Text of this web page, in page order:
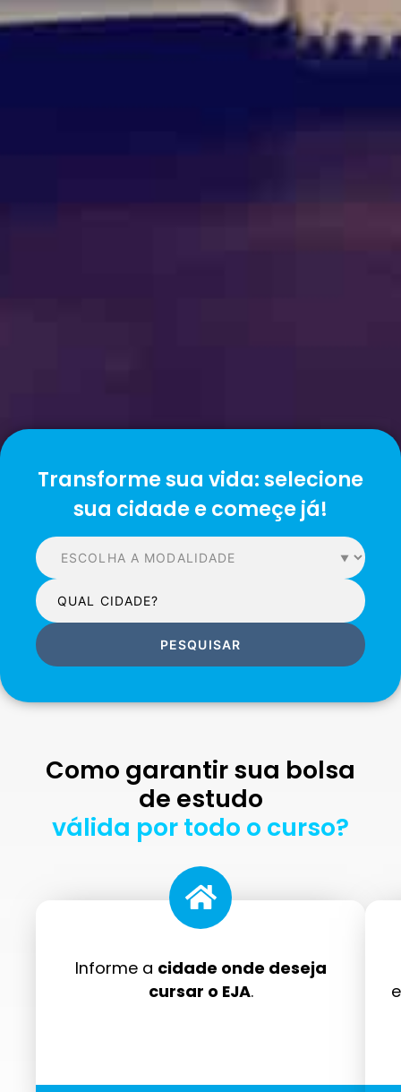
Transforme sua vida: selecione
sua cidade e começe já!
PESQUISAR
Como garantir sua bolsa
de estudo
válida por todo o curso?
Informe a cidade onde deseja
cursar o EJA.